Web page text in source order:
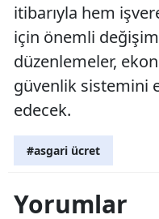
itibarıyla hem
için önemli
düzenlemeler,
güvenlik sistemini
edecek.
#asgari ücret
Yorumlar